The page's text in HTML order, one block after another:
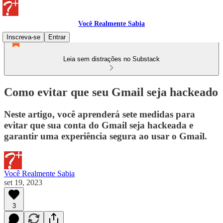
Você Realmente Sabia
Inscreva-se
Entrar
Leia sem distrações no Substack
Como evitar que seu Gmail seja hackeado
Neste artigo, você aprenderá sete medidas para
evitar que sua conta do Gmail seja hackeada e
garantir uma experiência segura ao usar o Gmail.
Você Realmente Sabia
set 19, 2023
3